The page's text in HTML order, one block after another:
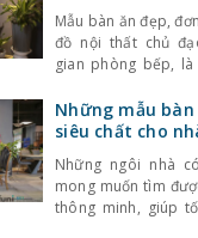
Mẫu bàn ăn đẹp,
đồ nội thất chủ
gian phòng bếp,
mẫu bàn ăn thích
ngon, ấm cúng là
Những mẫu
siêu chất cho
Những ngôi nhà
mong muốn tìm
thông minh, giúp